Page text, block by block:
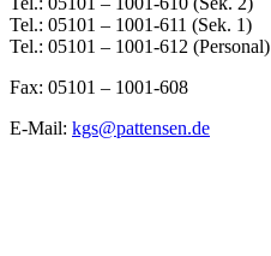
Tel.: 05101 – 1001-611 (Sek. 1)
Tel.: 05101 – 1001-612 (Personal)
Fax: 05101 – 1001-608
E-Mail: kgs@pattensen.de